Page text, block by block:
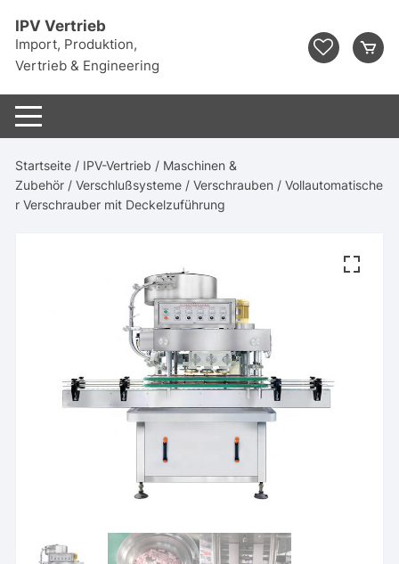
Inhalt
springen
IPV Vertrieb
Import, Produktion,
Vertrieb & Engineering
Startseite / IPV-Vertrieb / Maschinen &
Zubehör /Verschlußsysteme /Verschrauben / Vollautomatische
r Verschrauber mit Deckelzuführung